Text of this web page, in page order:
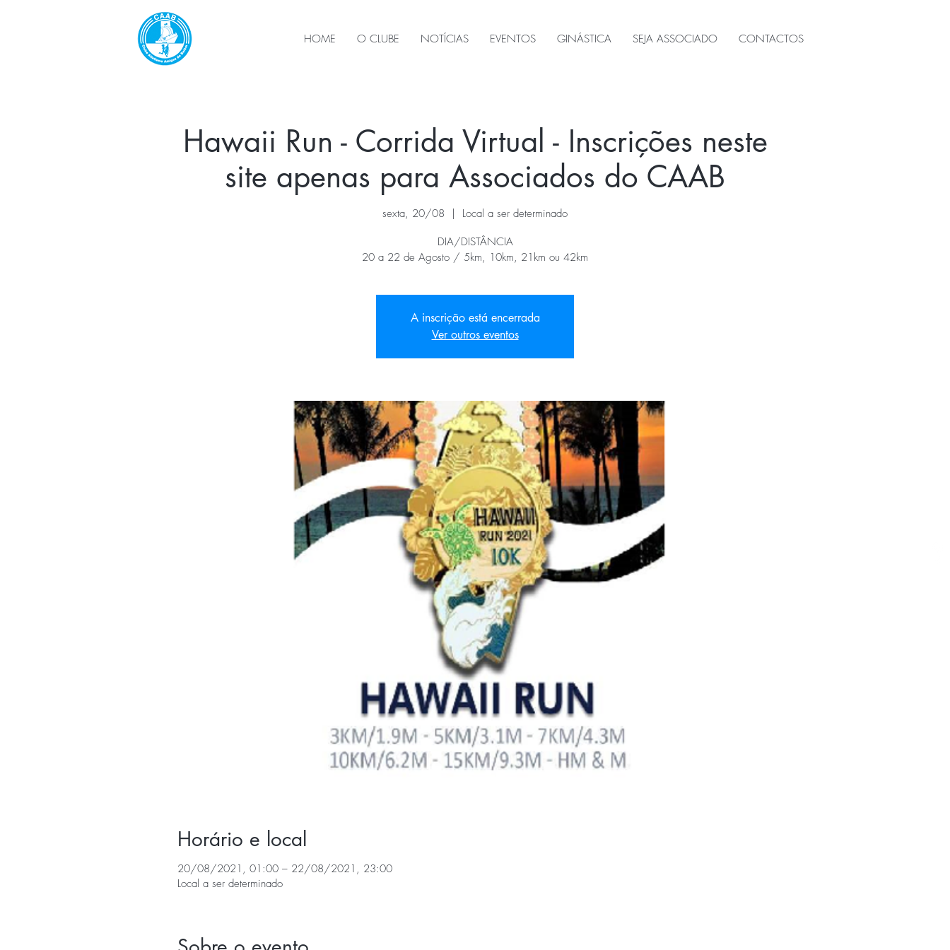
HOME O CLUBE NOTÍCIAS EVENTOS GINÁSTICA SEJA ASSOCIADO CONTACTOS
Hawaii Run - Corrida Virtual - Inscrições neste
site apenas para Associados do CAAB
sexta, 20/08
  |
Local a ser determinado
DIA/DISTÂNCIA
20 a 22 de Agosto / 5km, 10km, 21km ou 42km
A inscrição está encerrada
Ver outros eventos
Horário e local
20/08/2021, 01:00 – 22/08/2021, 23:00
Local a ser determinado